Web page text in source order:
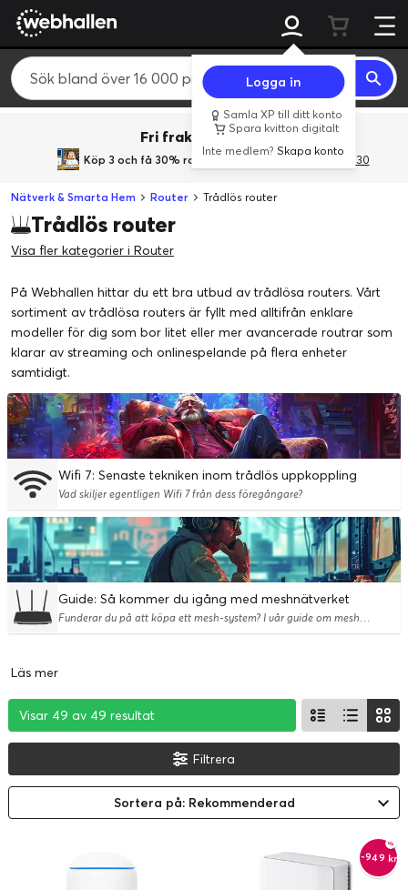
Logga in
Samla XP till ditt konto
Spara kvitton digitalt
Inte medlem?Skapa konto
Fri frakt över 800 kr.
Köp 3 och få 30% rabatt med rabattkoden 3Gives30
Nätverk & Smarta Hem Router Trådlös router
Trådlös router
Visa fler kategorier i Router
På Webhallen hittar du ett bra utbud av trådlösa routers. Vårt
sortiment av trådlösa routers är fyllt med alltifrån enklare
modeller för dig som bor litet eller mer avancerade routrar som
klarar av streaming och onlinespelande på flera enheter
samtidigt.
Wifi 7: Senaste tekniken inom trådlös uppkoppling
Vad skiljer egentligen Wifi 7 från dess föregångare?
Guide: Så kommer du igång med meshnätverket
Funderar du på att köpa ett mesh-system? I vår guide om mesh-nätverk berättar vi hur det kan lösa dina nätverksproblem.
Läs mer
Visar 49 av 49 resultat
Visar 49 av 49 resultat
Visar 49 av 49 resultat
Filtrera
Sortera på: Rekommenderad
-949 kr